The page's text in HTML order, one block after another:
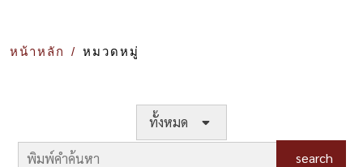
หน้าหลัก หมวดหมู่
ทั้งหมด
search